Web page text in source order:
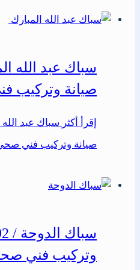
صيانة وتركيب
إقرأ أكثر
صيانة وتركيب فني
وتركيب فني